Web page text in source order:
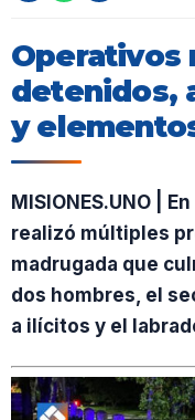
Operativos
detenidos,
y
MISIONES.UNO |
realizó múltiples
madrugada que
dos hombres, el
a ilícitos y el